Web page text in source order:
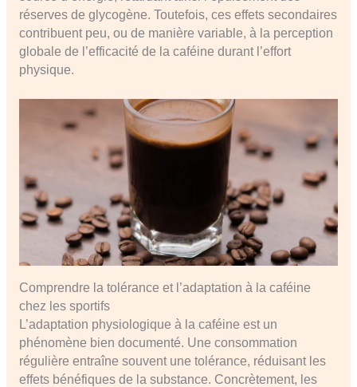
réserves de glycogène. Toutefois, ces effets secondaires
contribuent peu, ou de manière variable, à la perception
globale de l’efficacité de la caféine durant l’effort
physique.
Comprendre la tolérance et l’adaptation à la caféine
chez les sportifs
L’adaptation physiologique à la caféine est un
phénomène bien documenté. Une consommation
régulière entraîne souvent une tolérance, réduisant les
effets bénéfiques de la substance. Concrètement, les